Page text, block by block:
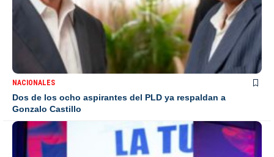
NACIONALES
Dos de los ocho aspirantes del PLD ya respaldan a
Gonzalo Castillo